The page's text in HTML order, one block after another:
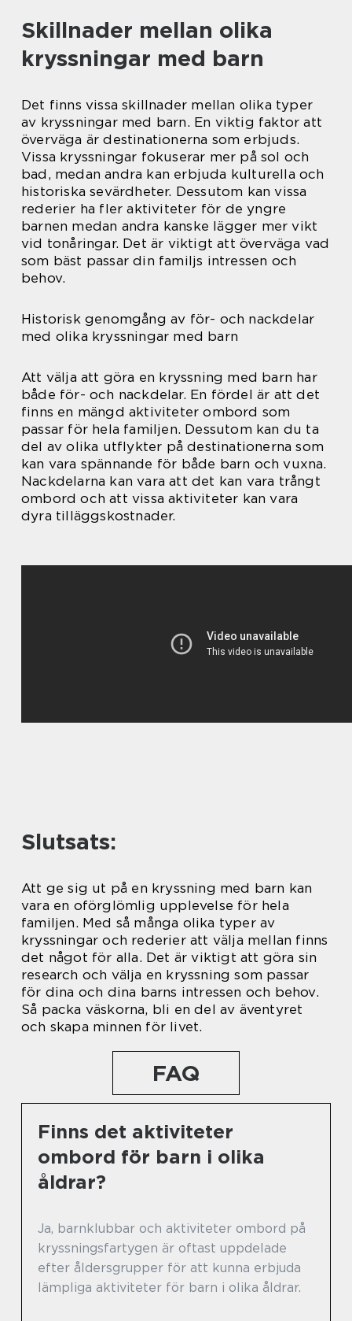
Skillnader mellan olika
kryssningar med barn
Det finns vissa skillnader mellan olika typer
av kryssningar med barn. En viktig faktor att
överväga är destinationerna som erbjuds.
Vissa kryssningar fokuserar mer på sol och
bad, medan andra kan erbjuda kulturella och
historiska sevärdheter. Dessutom kan vissa
rederier ha fler aktiviteter för de yngre
barnen medan andra kanske lägger mer vikt
vid tonåringar. Det är viktigt att överväga vad
som bäst passar din familjs intressen och
behov.
Historisk genomgång av för- och nackdelar
med olika kryssningar med barn
Att välja att göra en kryssning med barn har
både för- och nackdelar. En fördel är att det
finns en mängd aktiviteter ombord som
passar för hela familjen. Dessutom kan du ta
del av olika utflykter på destinationerna som
kan vara spännande för både barn och vuxna.
Nackdelarna kan vara att det kan vara trångt
ombord och att vissa aktiviteter kan vara
dyra tilläggskostnader.
Slutsats:
Att ge sig ut på en kryssning med barn kan
vara en oförglömlig upplevelse för hela
familjen. Med så många olika typer av
kryssningar och rederier att välja mellan finns
det något för alla. Det är viktigt att göra sin
research och välja en kryssning som passar
för dina och dina barns intressen och behov.
Så packa väskorna, bli en del av äventyret
och skapa minnen för livet.
FAQ
Finns det aktiviteter
ombord för barn i olika
åldrar?
Ja, barnklubbar och aktiviteter ombord på
kryssningsfartygen är oftast uppdelade
efter åldersgrupper för att kunna erbjuda
lämpliga aktiviteter för barn i olika åldrar.